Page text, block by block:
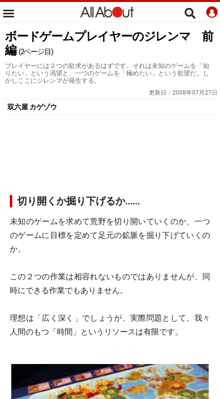
ボードゲームプレイヤーのジレンマ 前
編 (2ページ目)
プレイヤーには２つの欲求があるはずです。それは未知のゲームを「知
りたい」という渇望と、一つのゲームを「極めたい」という欲望だ。し
かしここにジレンマが発生する。
更新日： 2008年07月27日
双六屋 カゲゾウ
切り開くか掘り下げるか……
未知のゲームを求めて荒野を切り開いていくのか、一つ
のゲームに目標を定めて足元の鉱脈を掘り下げていくの
か。
この２つの作業は相容れないものではありませんが、同
時にできる作業でもありません。
理想は「広く深く」でしょうが、実際問題として、我々
人間のもつ「時間」というリソースは有限です。